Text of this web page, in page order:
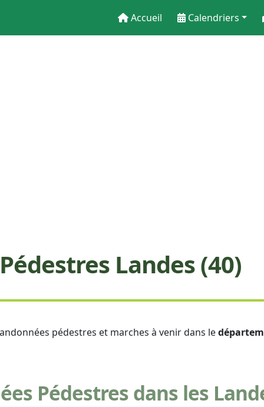
Accueil Calendriers
Landes (40)
pédestres et marches à venir dans le
Pédestres dans les